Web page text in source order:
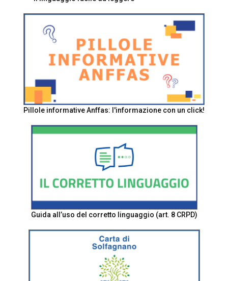
Pillole informative Anffas: l'informazione con un click!
Guida all’uso del corretto linguaggio (art. 8 CRPD)